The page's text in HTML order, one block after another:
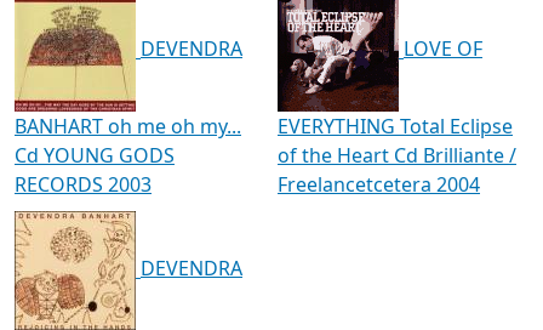
DEVENDRA
BANHART oh me oh my...
Cd YOUNG GODS
RECORDS 2003
LOVE OF
EVERYTHING Total Eclipse
of the Heart Cd Brilliante /
Freelancetcetera 2004
DEVENDRA